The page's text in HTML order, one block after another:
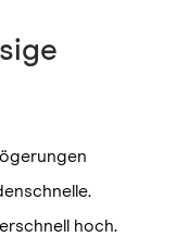
hoch.